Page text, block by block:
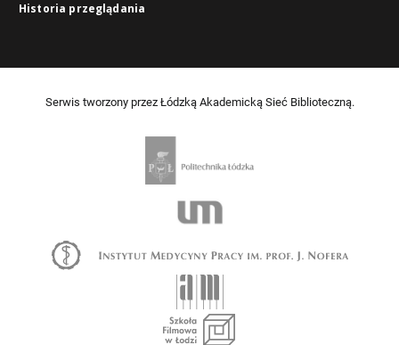
Historia przeglądania
Serwis tworzony przez Łódzką Akademicką Sieć Biblioteczną.